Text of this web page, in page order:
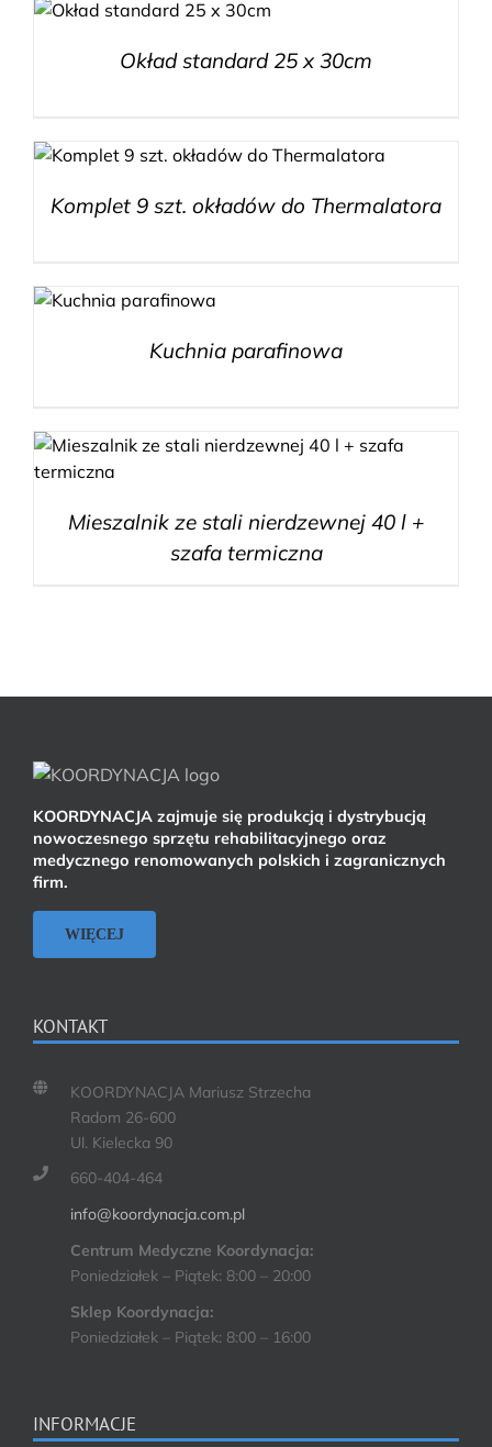
Okład standard 25 x 30cm
Komplet 9 szt. okładów do Thermalatora
Kuchnia parafinowa
Mieszalnik ze stali nierdzewnej 40 l +
szafa termiczna
KOORDYNACJA zajmuje się produkcją i dystrybucją
nowoczesnego sprzętu rehabilitacyjnego oraz
medycznego renomowanych polskich i zagranicznych
firm.
WIĘCEJ
KONTAKT
KOORDYNACJA Mariusz Strzecha
Radom 26-600
Ul. Kielecka 90
660-404-464
info@koordynacja.com.pl
Centrum Medyczne Koordynacja:
Poniedziałek – Piątek: 8:00 – 20:00
Sklep Koordynacja:
Poniedziałek – Piątek: 8:00 – 16:00
INFORMACJE